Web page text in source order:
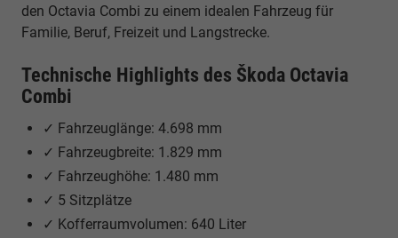
den Octavia Combi zu einem idealen Fahrzeug für
Familie, Beruf, Freizeit und Langstrecke.
Technische Highlights des Škoda Octavia
Combi
✓ Fahrzeuglänge: 4.698 mm
✓ Fahrzeugbreite: 1.829 mm
✓ Fahrzeughöhe: 1.480 mm
✓ 5 Sitzplätze
✓ Kofferraumvolumen: 640 Liter